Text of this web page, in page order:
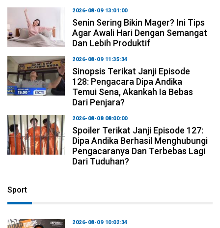
2026-08-09 13:01:00
Senin Sering Bikin Mager? Ini Tips
Agar Awali Hari Dengan Semangat
Dan Lebih Produktif
2026-08-09 11:35:34
Sinopsis Terikat Janji Episode
128: Pengacara Dipa Andika
Temui Sena, Akankah Ia Bebas
Dari Penjara?
2026-08-08 08:00:00
Spoiler Terikat Janji Episode 127:
Dipa Andika Berhasil Menghubungi
Pengacaranya Dan Terbebas Lagi
Dari Tuduhan?
Sport
2026-08-09 10:02:34